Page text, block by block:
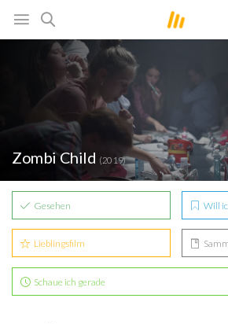
Zombi Child (2019)
Gesehen Will
Lieblingsfilm
Schaue ich gerade